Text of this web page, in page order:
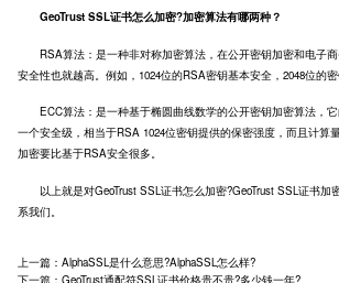
GeoTrust SSL证书怎么加密?加密算法有哪两种？
RSA算法：是一种非对称加密算法，在公开密钥加密和电子商
安全性也就越高。例如，1024位的RSA密钥基本安全，2048位的密
ECC算法：是一种基于椭圆曲线数学的公开密钥加密算法，它
一个安全级，相当于RSA 1024位密钥提供的保密强度，而且计
加密要比基于RSA安全很多。
以上就是对GeoTrust SSL证书怎么加密?GeoTrust SSL证书加
系我们。
上一篇：AlphaSSL是什么意思?AlphaSSL怎么样?